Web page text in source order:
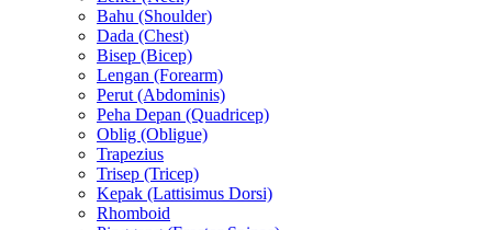
Bahu (Shoulder)
Dada (Chest)
Bisep (Bicep)
Lengan (Forearm)
Perut (Abdominis)
Peha Depan (Quadricep)
Oblig (Obligue)
Trapezius
Trisep (Tricep)
Kepak (Lattisimus Dorsi)
Rhomboid